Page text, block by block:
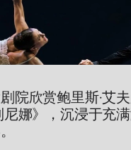
院欣赏鲍里斯·艾
尼娜》，沉浸于充